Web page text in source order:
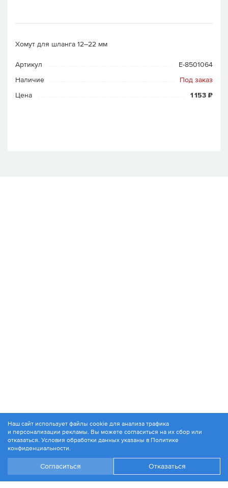
Хомут для шланга 12–22 мм
Артикул
E-8501064
Наличие
Под заказ
Цена
1 153 ₽
© 1994-2026. ЗАО «Контакт Плюс»
Политика конфиденциальности
Наш сайт использует файлы cookie для анализа трафика
и персонализации рекламы. Вы можете согласиться на их сбор или
отказаться. Условия обработки данных указаны в Политике
конфиденциальности.
Согласиться Отказаться